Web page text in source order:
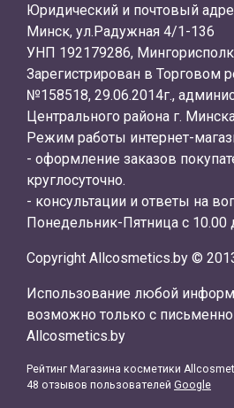
Юридический и почтовый
Минск, ул.Радужная 4/1-136
УНП 192179286,
Зарегистрирован в Торговом
№158518, 29.06.2014г.,
Центрального района г.
Режим работы интернет-
- оформление заказов
круглосуточно.
- консультации и ответы на
Понедельник-Пятница с 10.00
Copyright Allcosmetics.by ©
Использование любой
возможно только с
Allcosmetics.by
Рейтинг Магазина косметики
48 отзывов пользователей Google